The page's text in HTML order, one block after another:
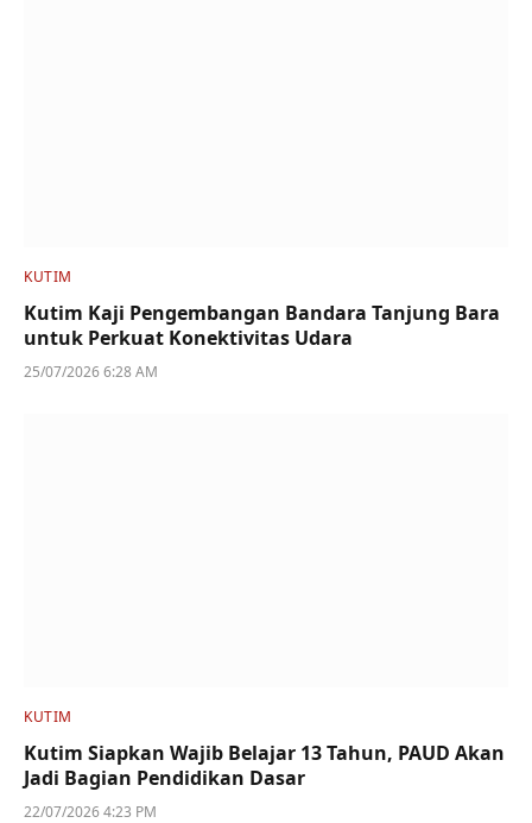
KUTIM
Kutim Kaji Pengembangan Bandara Tanjung Bara
untuk Perkuat Konektivitas Udara
25/07/2026 6:28 AM
KUTIM
Kutim Siapkan Wajib Belajar 13 Tahun, PAUD Akan
Jadi Bagian Pendidikan Dasar
22/07/2026 4:23 PM